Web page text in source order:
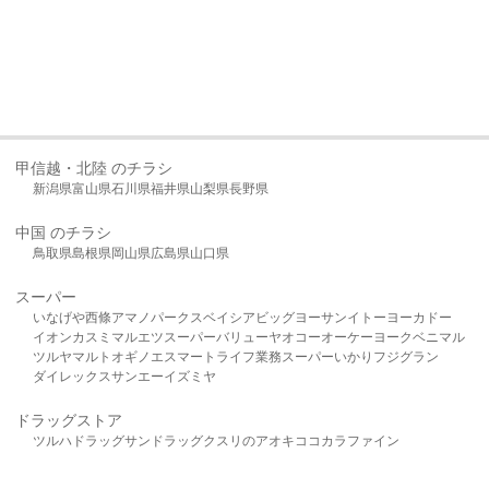
甲信越・北陸 のチラシ
新潟県富山県石川県福井県山梨県長野県
中国 のチラシ
鳥取県島根県岡山県広島県山口県
スーパー
いなげや西條アマノパークスベイシア ビッグヨーサンイトーヨーカドー
イオンカスミ マルエツスーパーバリューヤオコーオーケー ヨークベニマル
ツルヤマルト オギノ エスマート ライフ業務スーパーいかり フジグラン
ダイレックスサンエーイズミヤ
ドラッグストア
ツルハドラッグサンドラッグクスリのアオキ ココカラファイン